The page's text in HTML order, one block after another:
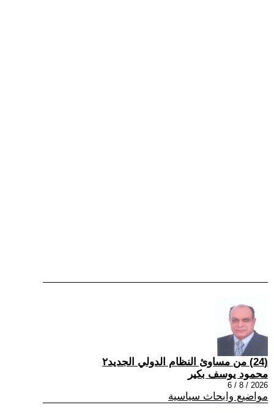
(24) من مساوئ النظام الدولي الجديد٢
محمود يوسف بكير
2026 / 8 / 6
مواضيع وابحاث سياسية